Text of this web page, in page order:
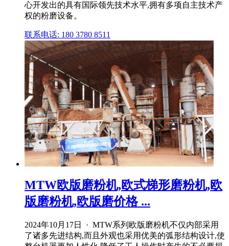
心开发出的具有国际领先技术水平,拥有多项自主技术产
权的粉磨设备。
联系电话: 180 3780 8511
MTW欧版磨粉机,欧式梯形磨粉机,欧
版磨粉机,欧版磨价格 ...
2024年10月17日 · MTW系列欧版磨粉机不仅内部采用
了诸多先进结构,而且外观也采用优美的弧形结构设计,使